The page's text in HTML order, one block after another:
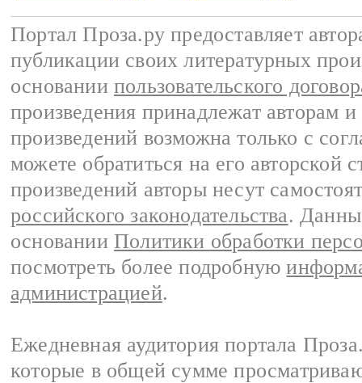
Портал Проза.ру предоставляет
публикации своих литературных
основании пользовательского
произведения принадлежат авторам
произведений возможна только с
можете обратиться на его авторской
произведений авторы несут
российского законодательства.
основании Политики обработки
посмотреть более подробную
администрацией.
Ежедневная аудитория портала
которые в общей сумме